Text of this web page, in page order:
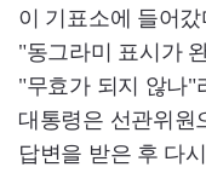
이 기표소에 들어
"동그라미 표시가
"무효가 되지 않나"
대통령은 선관위원
답변을 받은 후 다